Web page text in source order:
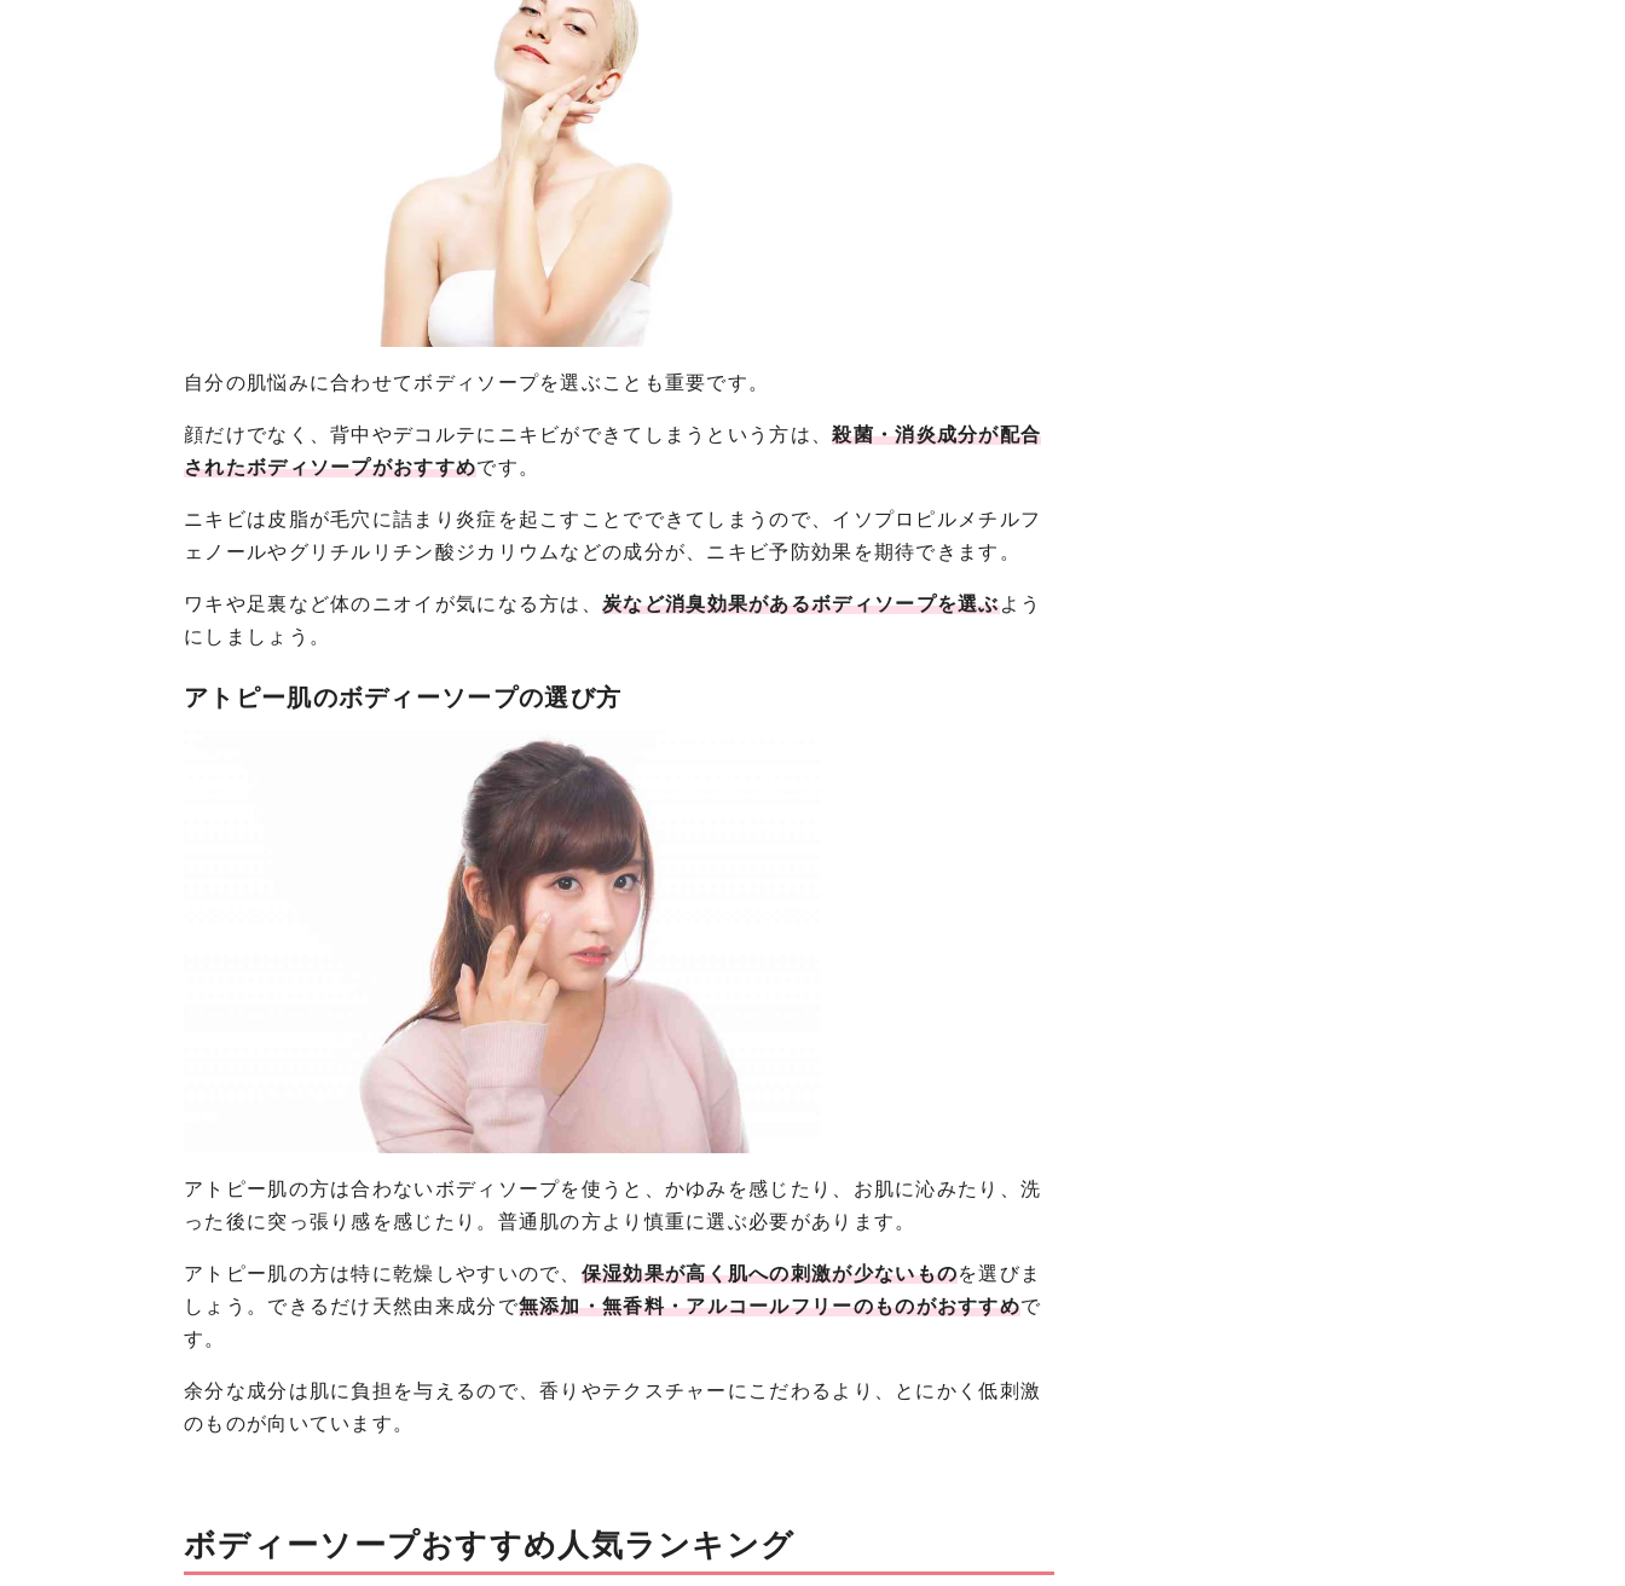
自分の肌悩みに合わせてボディソープを選ぶことも重要です。
顔だけでなく、背中やデコルテにニキビができてしまうという方は、殺菌・消炎成分が配合
されたボディソープがおすすめです。
ニキビは皮脂が毛穴に詰まり炎症を起こすことでできてしまうので、イソプロピルメチルフ
ェノールやグリチルリチン酸ジカリウムなどの成分が、ニキビ予防効果を期待できます。
ワキや足裏など体のニオイが気になる方は、 炭など消臭効果があるボディソープを選ぶよう
にしましょう。
アトピー肌のボディーソープの選び方
アトピー肌の方は合わないボディソープを使うと、かゆみを感じたり、お肌に沁みたり、洗
った後に突っ張り感を感じたり。普通肌の方より慎重に選ぶ必要があります。
アトピー肌の方は特に乾燥しやすいので、 保湿効果が高く肌への刺激が少ないものを選びま
しょう。できるだけ天然由来成分で無添加・無香料・アルコールフリーのものがおすすめで
す。
余分な成分は肌に負担を与えるので、香りやテクスチャーにこだわるより、とにかく低刺激
のものが向いています。
ボディーソープおすすめ人気ランキング